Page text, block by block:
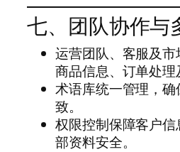
七、团队协作与
运营团队、客服及
商品信息、订单处理
术语库统一管理，
致。
权限控制保障客户
部资料安全。